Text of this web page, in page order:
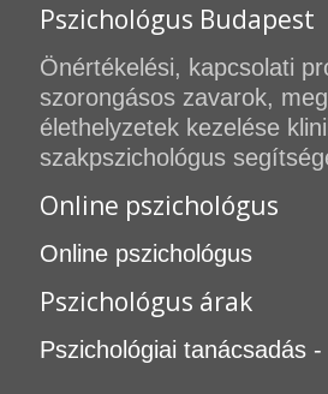
Pszichológus Budapest
Önértékelési, kapcsolati
szorongásos zavarok,
élethelyzetek kezelése
szakpszichológus
Online pszichológus
Online pszichológus
Pszichológus árak
Pszichológiai tanácsadás -